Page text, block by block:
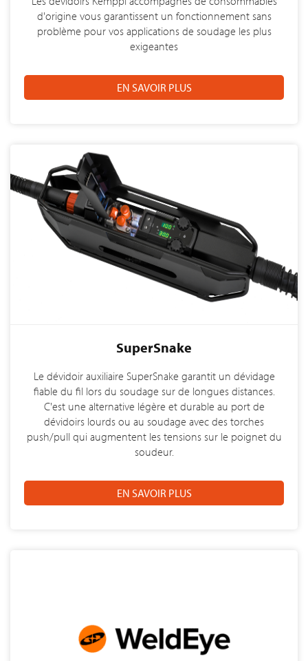
d'origine vous garantissent un fonctionnement sans
problème pour vos applications de soudage les plus
exigeantes
EN SAVOIR PLUS
SuperSnake
Le dévidoir auxiliaire SuperSnake garantit un dévidage
fiable du fil lors du soudage sur de longues distances.
C'est une alternative légère et durable au port de
dévidoirs lourds ou au soudage avec des torches
push/pull qui augmentent les tensions sur le poignet du
soudeur.
EN SAVOIR PLUS